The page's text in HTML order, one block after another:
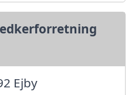
Ejby